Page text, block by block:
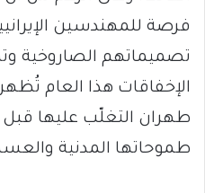
فرصة للمهندسين
تصميماتهم الصاروخية
الإخفاقات هذا العام
طهران التغلّب عليها
طموحاتها المدنية